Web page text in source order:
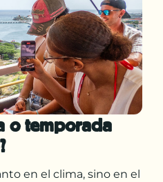
o temporada
en el clima, sino en el